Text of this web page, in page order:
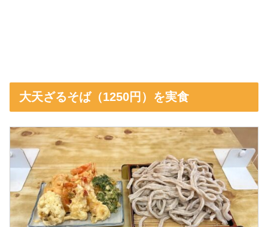
大天ざるそば（1250円）を実食